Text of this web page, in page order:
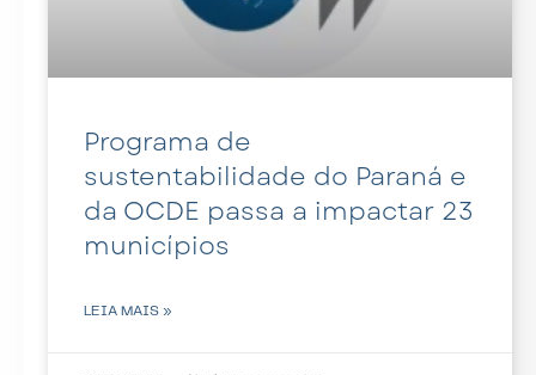
Programa de
sustentabilidade do Paraná e
da OCDE passa a impactar 23
municípios
LEIA MAIS »